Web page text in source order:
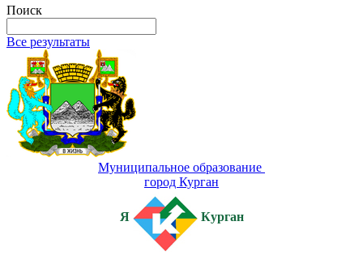
Поиск
Все результаты
Муниципальное образование
город Курган
Я Курган